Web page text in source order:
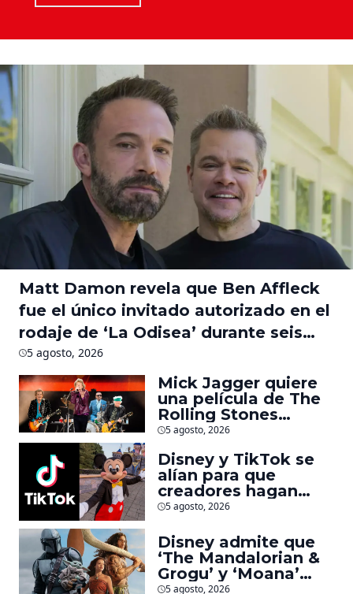
Matt Damon revela que Ben Affleck
fue el único invitado autorizado en el
rodaje de ‘La Odisea’ durante seis
meses
5 agosto, 2026
Mick Jagger quiere
una película de The
Rolling Stones
inspirado por los
Beatles
5 agosto, 2026
Disney y TikTok se
alían para que
creadores hagan
videos con
Marvel, Pixar y ‘Star
Wars’
5 agosto, 2026
Disney admite que
‘The Mandalorian &
Grogu’ y ‘Moana’
fueron decepciones
5 agosto, 2026